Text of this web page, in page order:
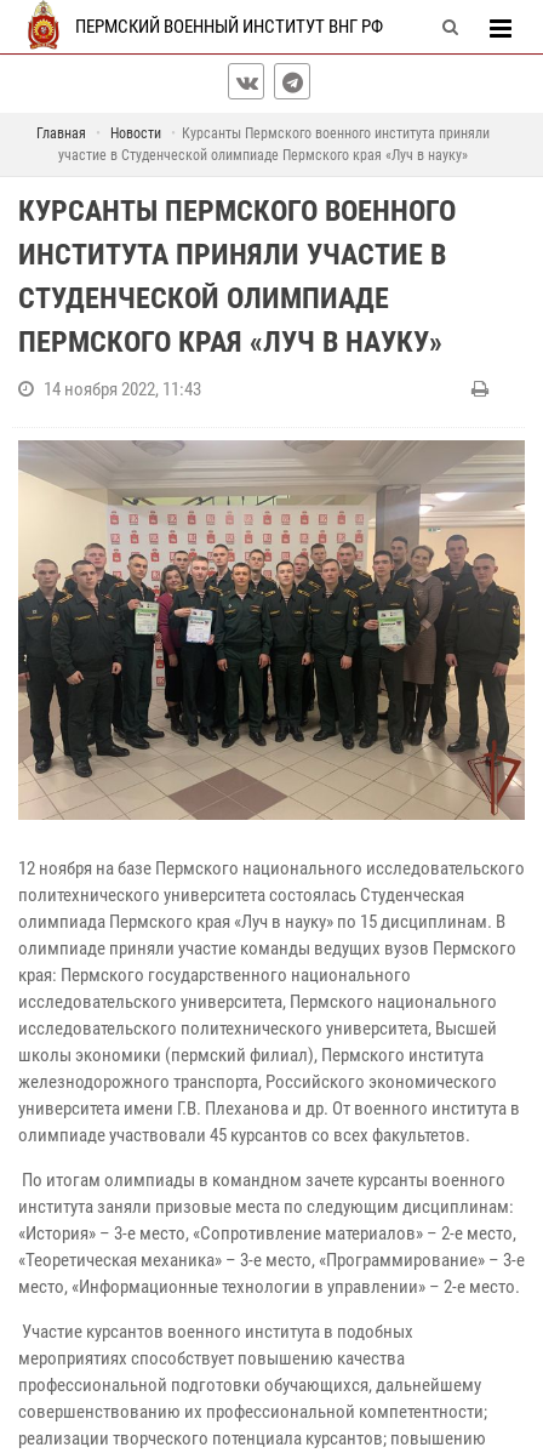
ПЕРМСКИЙ ВОЕННЫЙ ИНСТИТУТ ВНГ РФ
Главная Новости
Курсанты Пермского военного института приняли
участие в Студенческой олимпиаде Пермского края «Луч в науку»
КУРСАНТЫ ПЕРМСКОГО ВОЕННОГО
ИНСТИТУТА ПРИНЯЛИ УЧАСТИЕ В
СТУДЕНЧЕСКОЙ ОЛИМПИАДЕ
ПЕРМСКОГО КРАЯ «ЛУЧ В НАУКУ»
14 ноября 2022, 11:43
12 ноября на базе Пермского национального исследовательского
политехнического университета состоялась Студенческая
олимпиада Пермского края «Луч в науку» по 15 дисциплинам. В
олимпиаде приняли участие команды ведущих вузов Пермского
края: Пермского государственного национального
исследовательского университета, Пермского национального
исследовательского политехнического университета, Высшей
школы экономики (пермский филиал), Пермского института
железнодорожного транспорта, Российского экономического
университета имени Г.В. Плеханова и др. От военного института в
олимпиаде участвовали 45 курсантов со всех факультетов.
По итогам олимпиады в командном зачете курсанты военного
института заняли призовые места по следующим дисциплинам:
«История» – 3-е место, «Сопротивление материалов» – 2-е место,
«Теоретическая механика» – 3-е место, «Программирование» – 3-е
место, «Информационные технологии в управлении» – 2-е место.
Участие курсантов военного института в подобных
мероприятиях способствует повышению качества
профессиональной подготовки обучающихся, дальнейшему
совершенствованию их профессиональной компетентности;
реализации творческого потенциала курсантов; повышению